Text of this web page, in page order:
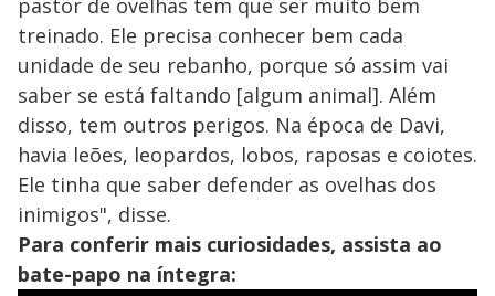
pastor de ovelhas tem que ser muito bem
treinado. Ele precisa conhecer bem cada
unidade de seu rebanho, porque só assim vai
saber se está faltando [algum animal]. Além
disso, tem outros perigos. Na época de Davi,
havia leões, leopardos, lobos, raposas e coiotes.
Ele tinha que saber defender as ovelhas dos
inimigos", disse.
Para conferir mais curiosidades, assista ao
bate-papo na íntegra: